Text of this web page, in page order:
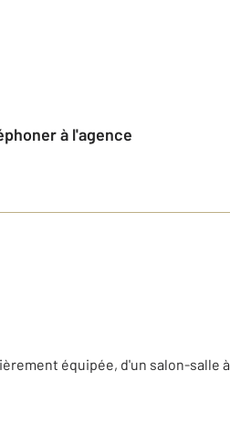
à l'agence
équipée, d'un salon-salle à